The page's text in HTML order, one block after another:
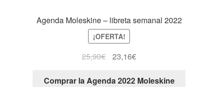
Agenda Moleskine – libreta semanal 2022
¡OFERTA!
25,90€ 23,16€
Comprar la Agenda 2022 Moleskine